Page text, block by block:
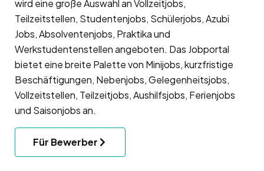
wird eine große Auswahl an Vollzeitjobs,
Teilzeitstellen, Studentenjobs, Schülerjobs, Azubi
Jobs, Absolventenjobs, Praktika und
Werkstudentenstellen angeboten. Das Jobportal
bietet eine breite Palette von Minijobs, kurzfristige
Beschäftigungen, Nebenjobs, Gelegenheitsjobs,
Vollzeitstellen, Teilzeitjobs, Aushilfsjobs, Ferienjobs
und Saisonjobs an.
Für Bewerber